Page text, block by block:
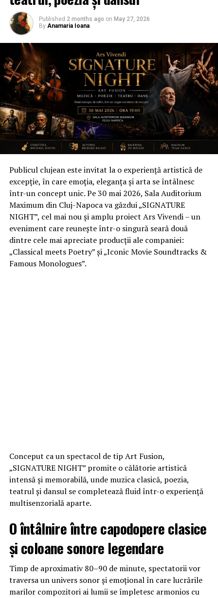
Published 2 months ago on May 27, 2026
By Anamaria Ioana
Publicul clujean este invitat la o experiență artistică de
excepție, în care emoția, eleganța și arta se întâlnesc
într-un concept unic. Pe 30 mai 2026, Sala Auditorium
Maximum din Cluj-Napoca va găzdui „SIGNATURE
NIGHT”, cel mai nou și amplu proiect Ars Vivendi – un
eveniment care reunește într-o singură seară două
dintre cele mai apreciate producții ale companiei:
„Classical meets Poetry” și „Iconic Movie Soundtracks &
Famous Monologues”.
Conceput ca un spectacol de tip Art Fusion,
„SIGNATURE NIGHT” promite o călătorie artistică
intensă și memorabilă, unde muzica clasică, poezia,
teatrul și dansul se completează fluid într-o experiență
multisenzorială aparte.
O întâlnire între capodopere clasice
și coloane sonore legendare
Timp de aproximativ 80–90 de minute, spectatorii vor
traversa un univers sonor și emoțional în care lucrările
marilor compozitori ai lumii se împletesc armonios cu